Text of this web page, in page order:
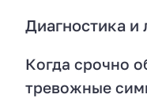
Диагностика и
Когда срочно
тревожные